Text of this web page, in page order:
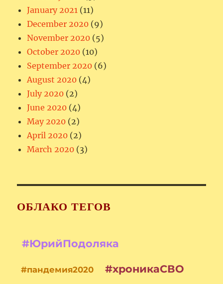
January 2021 (11)
December 2020 (9)
November 2020 (5)
October 2020 (10)
September 2020 (6)
August 2020 (4)
July 2020 (2)
June 2020 (4)
May 2020 (2)
April 2020 (2)
March 2020 (3)
ОБЛАКО ТЕГОВ
#ЮрийПодоляка
#пандемия2020 #хроникаСВО